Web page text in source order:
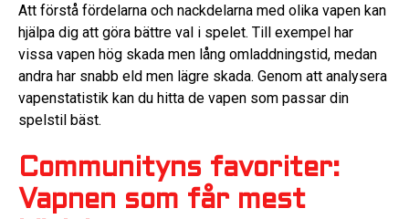
Att förstå fördelarna och nackdelarna med olika vapen kan
hjälpa dig att göra bättre val i spelet. Till exempel har
vissa vapen hög skada men lång omladdningstid, medan
andra har snabb eld men lägre skada. Genom att analysera
vapenstatistik kan du hitta de vapen som passar din
spelstil bäst.
Communityns favoriter:
Vapnen som får mest